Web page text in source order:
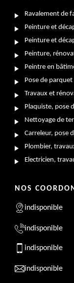
Ravalement de
Peinture et
Peinture et
Peinture,
Peintre en
Pose de parquet
Travaux et
Plaquiste, pose
Nettoyage de
Carreleur, pose
Plombier,
Electricien,
NOS
indisponible
indisponible
indisponible
indisponible